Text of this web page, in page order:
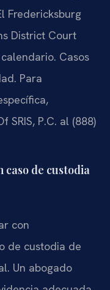
Fredericksburg
District Court
Casos
Para
SRIS, P.C. al (888)
caso de custodia
con
de custodia de
Un abogado